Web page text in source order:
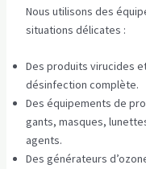
Nous utilisons des
situations délicates :
Des produits virucides
désinfection complète.
Des équipements de
gants, masques,
agents.
Des générateurs